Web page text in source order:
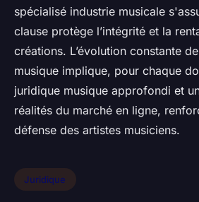
spécialisé industrie musicale
clause protège l’intégrité et la
créations. L’évolution constante
musique implique, pour chaque
juridique musique approfondi et
réalités du marché en ligne,
défense des artistes musiciens.
Juridique